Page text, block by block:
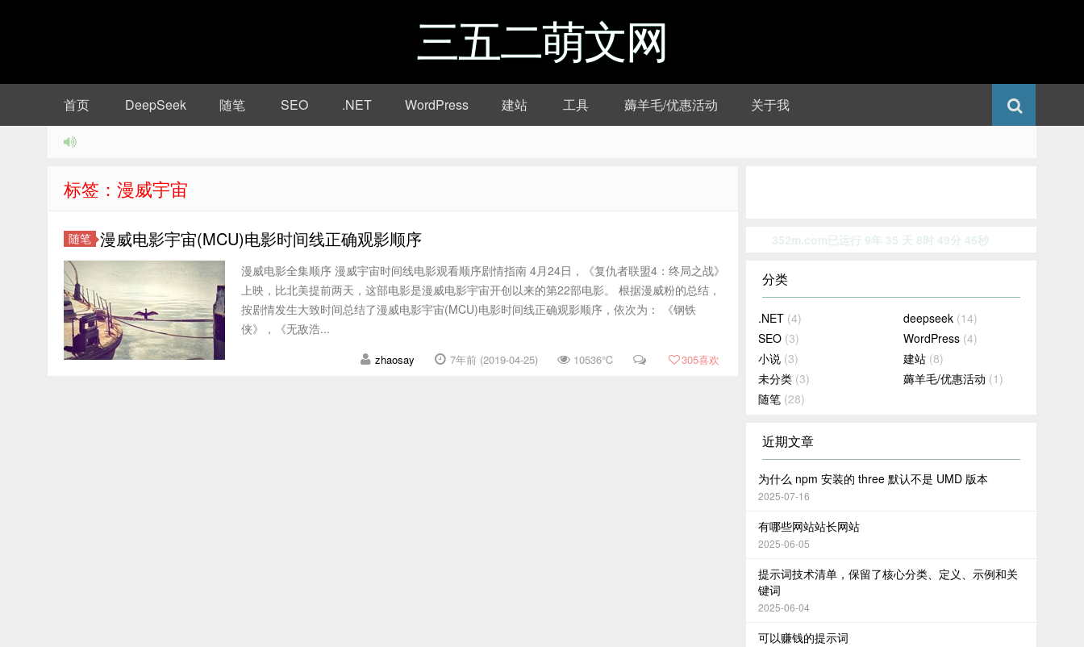
三五二萌文网
首页 DeepSeek 随笔 SEO .NET WordPress 建站 工具 薅羊毛/优惠活动 关于我
标签：漫威宇宙
随笔 漫威电影宇宙(MCU)电影时间线正确观影顺序
漫威电影全集顺序 漫威宇宙时间线电影观看顺序剧情指南 4月24日，《复仇者联盟4：终局之战》
上映，比北美提前两天，这部电影是漫威电影宇宙开创以来的第22部电影。 根据漫威粉的总结，
按剧情发生大致时间总结了漫威电影宇宙(MCU)电影时间线正确观影顺序，依次为： 《钢铁
侠》，《无敌浩...
zhaosay 7年前 (2019-04-25) 10536℃ 305喜欢
352m.com已运行 9年 35 天 8时 49分 46秒
分类
.NET (4) deepseek (14)
SEO (3) WordPress (4)
小说 (3) 建站 (8)
未分类 (3) 薅羊毛/优惠活动 (1)
随笔 (28)
近期文章
为什么 npm 安装的 three 默认不是 UMD 版本
2025-07-16
有哪些网站站长网站
2025-06-05
提示词技术清单，保留了核心分类、定义、示例和关
键词
2025-06-04
可以赚钱的提示词